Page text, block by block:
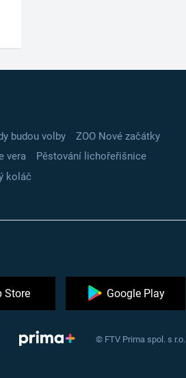
budou volby
ZOO Nové začátky
vera
Pěstování lichořeřišnice
koláč
Store Google Play
© FTV Prima spol. s r.o.